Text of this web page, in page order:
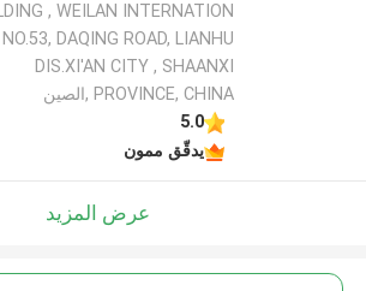
, WEILAN INTERNATION
NO.53, DAQING ROAD, LIANHU
DIS.XI'AN CITY , SHAANXI
PROVINCE, CHINA ,الصين
5.0
يدقّق ممون
عرض المزيد